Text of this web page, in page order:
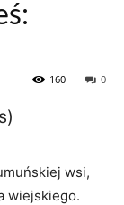
0
160
wsi,⁤
wiejskiego.